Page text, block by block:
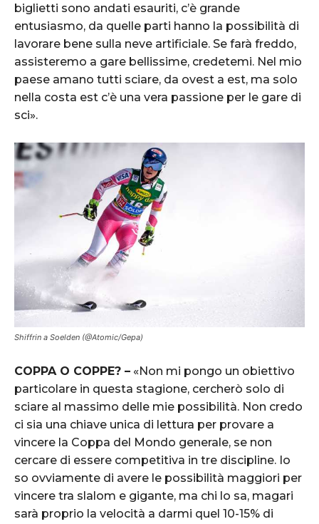
biglietti sono andati esauriti, c’è grande
entusiasmo, da quelle parti hanno la possibilità di
lavorare bene sulla neve artificiale. Se farà freddo,
assisteremo a gare bellissime, credetemi. Nel mio
paese amano tutti sciare, da ovest a est, ma solo
nella costa est c’è una vera passione per le gare di
sci».
Shiffrin a Soelden (@Atomic/Gepa)
COPPA O COPPE? – «Non mi pongo un obiettivo
particolare in questa stagione, cercherò solo di
sciare al massimo delle mie possibilità. Non credo
ci sia una chiave unica di lettura per provare a
vincere la Coppa del Mondo generale, se non
cercare di essere competitiva in tre discipline. Io
so ovviamente di avere le possibilità maggiori per
vincere tra slalom e gigante, ma chi lo sa, magari
sarà proprio la velocità a darmi quel 10-15% di